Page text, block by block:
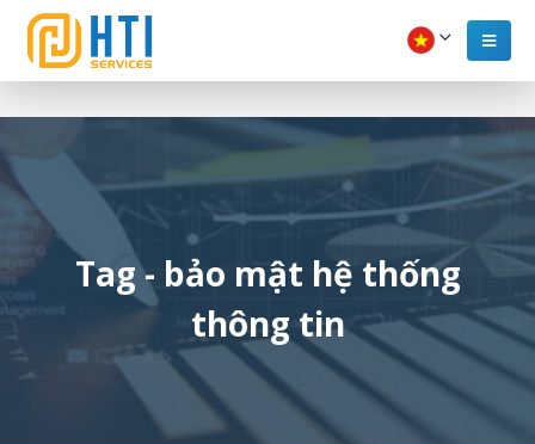
Tag - bảo mật hệ thống
thông tin